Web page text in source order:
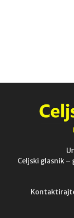
Celjski glasnik –